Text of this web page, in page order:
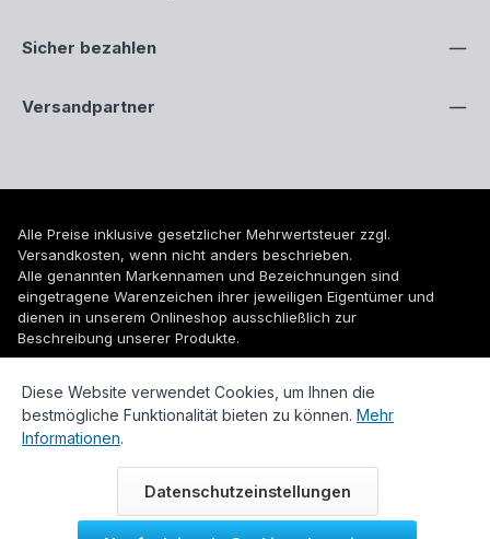
Sicher bezahlen
Versandpartner
Alle Preise inklusive gesetzlicher Mehrwertsteuer zzgl.
Versandkosten, wenn nicht anders beschrieben.
Alle genannten Markennamen und Bezeichnungen sind
eingetragene Warenzeichen ihrer jeweiligen Eigentümer und
dienen in unserem Onlineshop ausschließlich zur
Beschreibung unserer Produkte.
© 2026 WUH24.de - Weigel und Unger Heizungs- und
Sanitärtechnik GmbH
Diese Website verwendet Cookies, um Ihnen die
bestmögliche Funktionalität bieten zu können. Mehr
Informationen.
Datenschutzeinstellungen